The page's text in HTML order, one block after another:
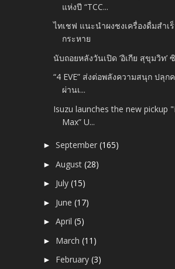
แห่งปี “TCC...
ไทเชฟ แนะนำผงชงเครื่องดื่มสำ
กระหาย
นับถอยหลังวันเปิด ‘อิเกีย สุขุมวิท’
“4 EVE” ส่งต่อพลังความสนุก ปลุก
ผ่านเ...
Isuzu launches the new pickup
Max” U...
►September(165)
►August(28)
► July(15)
► June(17)
►April(5)
► March(11)
► February(3)